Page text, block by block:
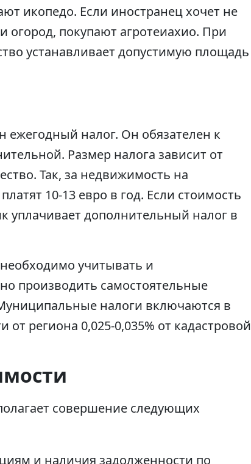
икопедо. Если иностранец хочет не
огород, покупают агротеиахио. При
устанавливает допустимую площадь
ежегодный налог. Он обязателен к
Размер налога зависит от
Так, за недвижимость на
10-13 евро в год. Если стоимость
уплачивает дополнительный налог в
учитывать и
производить самостоятельные
налоги включаются в
региона 0,025-0,035% от кадастровой
совершение следующих
и наличия задолженности по